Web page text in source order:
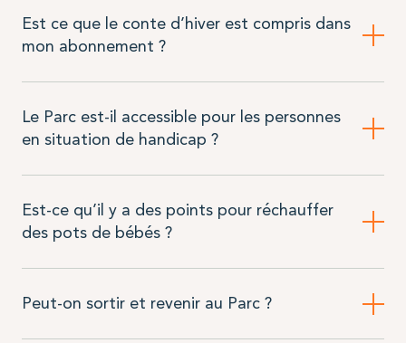
Est ce que le conte d’hiver est compris dans
mon abonnement ?
Le Parc est-il accessible pour les personnes
en situation de handicap ?
Est-ce qu’il y a des points pour réchauffer
des pots de bébés ?
Peut-on sortir et revenir au Parc ?